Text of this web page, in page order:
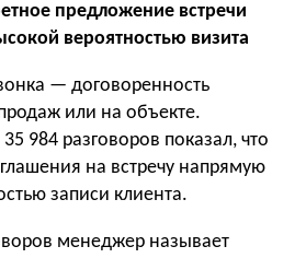
предложение встречи
вероятностью визита
— договоренность
или на объекте.
984 разговоров показал, что
на встречу напрямую
записи клиента.
менеджер называет